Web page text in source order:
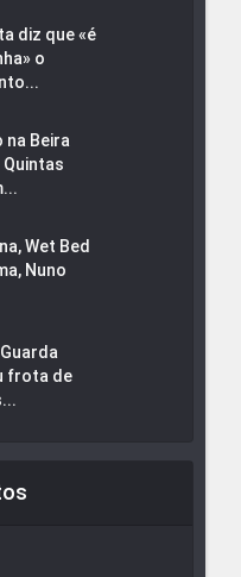
diz que «é
o
na Beira
Quintas
Wet Bed
Nuno
frota de